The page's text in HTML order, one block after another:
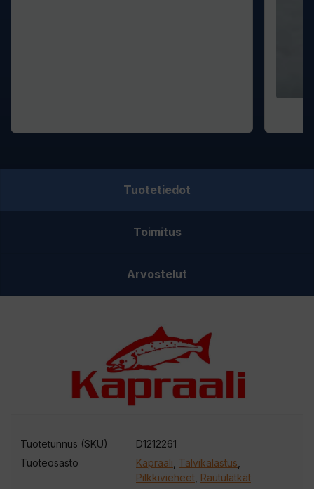
Tuotetiedot
Toimitus
Arvostelut
Tuotetunnus (SKU)
D1212261
Tuoteosasto
Kapraali Talvikalastus
Pilkkivieheet Rautulätkät